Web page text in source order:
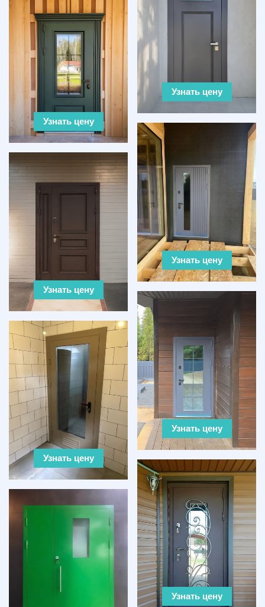
Узнать цену
Узнать цену
Узнать цену
Узнать цену
Узнать цену
Узнать цену
Узнать цену